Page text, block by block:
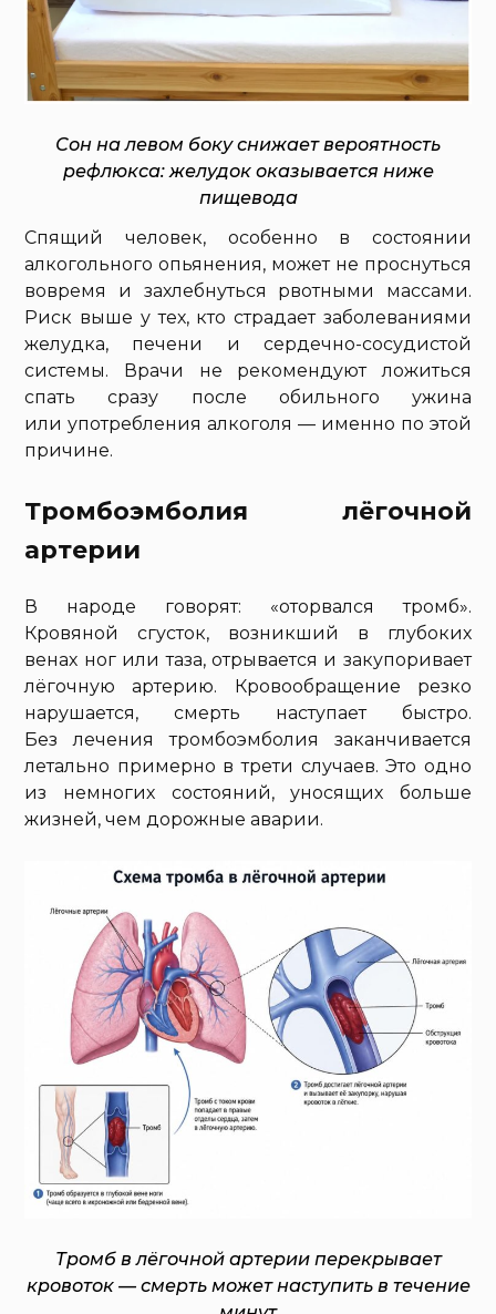
Сон на левом боку снижает вероятность
рефлюкса: желудок оказывается ниже
пищевода
Спящий человек, особенно в состоянии
алкогольного опьянения, может не проснуться
вовремя и захлебнуться рвотными массами.
Риск выше у тех, кто страдает заболеваниями
желудка, печени и сердечно-сосудистой
системы. Врачи не рекомендуют ложиться
спать сразу после обильного ужина
или употребления алкоголя — именно по этой
причине.
Тромбоэмболия лёгочной
артерии
В народе говорят: «оторвался тромб».
Кровяной сгусток, возникший в глубоких
венах ног или таза, отрывается и закупоривает
лёгочную артерию. Кровообращение резко
нарушается, смерть наступает быстро.
Без лечения тромбоэмболия заканчивается
летально примерно в трети случаев. Это одно
из немногих состояний, уносящих больше
жизней, чем дорожные аварии.
Тромб в лёгочной артерии перекрывает
кровоток — смерть может наступить в течение